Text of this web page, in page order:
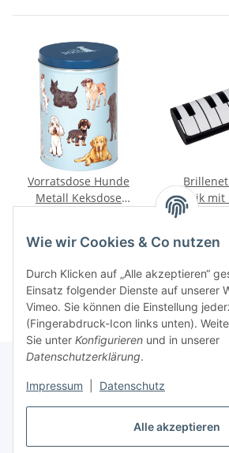
Alle akzeptieren
Wie wir Cookies & Co nutzen
Durch Klicken auf „Alle akzeptieren“
Einsatz folgender Dienste auf unserer
Vimeo. Sie können die Einstellung
(Fingerabdruck-Icon links unten).
Sie unter Konfigurieren und in unserer
Datenschutzerklärung.
Impressum Datenschutz
Vorratsdose Hunde
Metall Keksdose
Musik mit
Gesetzliche Informationen